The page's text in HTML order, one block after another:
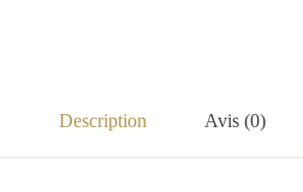
Description Avis (0)